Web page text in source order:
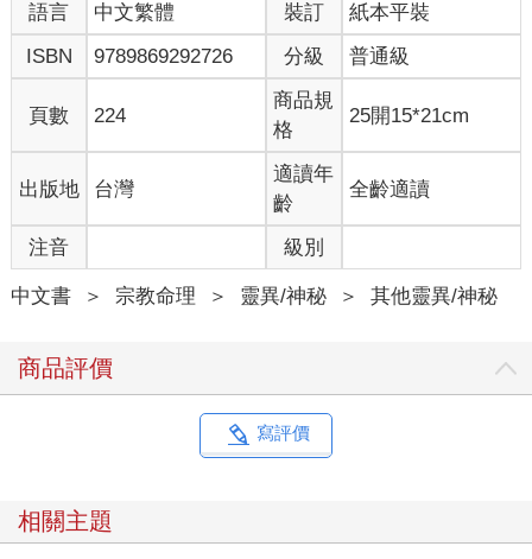
語言 中文繁體 裝訂
紙本平裝
ISBN
9789869292726 分級 普通級
頁數 224
商品規
格
25開15*21cm
出版地 台灣
適讀年
齡
全齡適讀
注音 級別
中文書 ＞ 宗教命理 ＞ 靈異/神秘 ＞ 其他靈異/神秘
商品評價
寫評價
相關主題